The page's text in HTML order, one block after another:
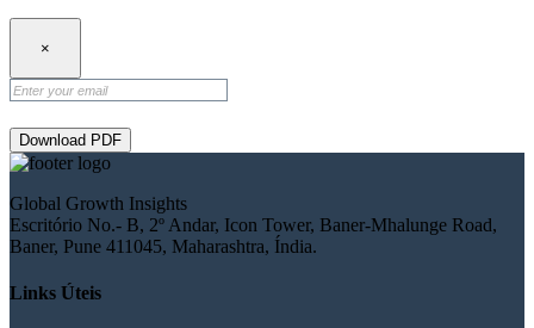
×
Download PDF
Global Growth Insights
Escritório No.- B, 2º Andar, Icon Tower, Baner-Mhalunge Road,
Baner, Pune 411045, Maharashtra, Índia.
Links Úteis